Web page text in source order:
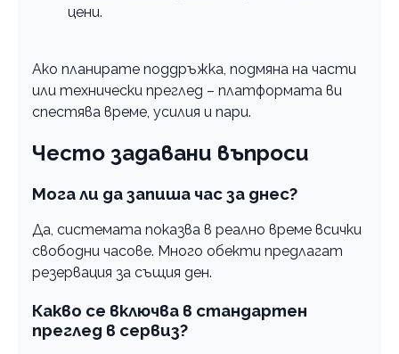
цени.
Ако планирате поддръжка, подмяна на части
или технически преглед – платформата ви
спестява време, усилия и пари.
Често задавани въпроси
Мога ли да запиша час за днес?
Да, системата показва в реално време всички
свободни часове. Много обекти предлагат
резервация за същия ден.
Какво се включва в стандартен
преглед в сервиз?